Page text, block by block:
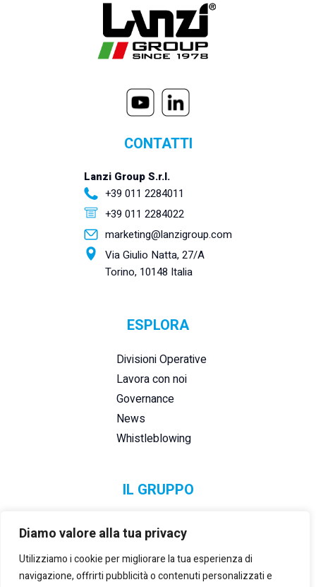
Diamo valore alla tua privacy
Utilizziamo i cookie per migliorare la tua esperienza di
navigazione, offrirti pubblicità o contenuti personalizzati e
CONTATTI
Lanzi Group S.r.l.
+39 011 2284011
+39 011 2284022
marketing@lanzigroup.com
Via Giulio Natta, 27/A
Torino, 10148 Italia
ESPLORA
Divisioni Operative
Lavora con noi
Governance
News
Whistleblowing
IL GRUPPO